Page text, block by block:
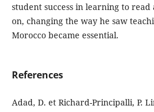
student success in learning to
on, changing the way he saw
Morocco became essential.
References
Adad, D. et Richard-Principalli, P.